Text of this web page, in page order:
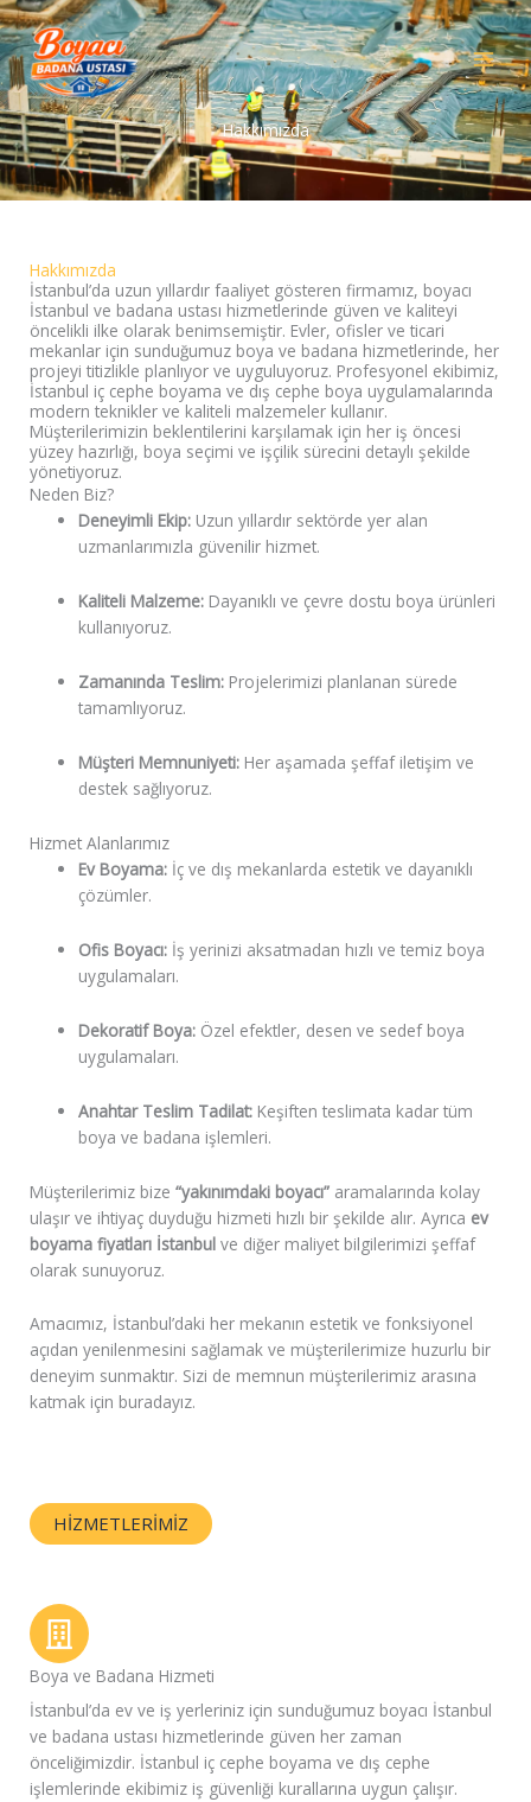
İçeriğe
atla
Hakkımızda
Hakkımızda
İstanbul’da uzun yıllardır faaliyet gösteren firmamız, boyacı
İstanbul ve badana ustası hizmetlerinde güven ve kaliteyi
öncelikli ilke olarak benimsemiştir. Evler, ofisler ve ticari
mekanlar için sunduğumuz boya ve badana hizmetlerinde, her
projeyi titizlikle planlıyor ve uyguluyoruz. Profesyonel ekibimiz,
İstanbul iç cephe boyama ve dış cephe boya uygulamalarında
modern teknikler ve kaliteli malzemeler kullanır.
Müşterilerimizin beklentilerini karşılamak için her iş öncesi
yüzey hazırlığı, boya seçimi ve işçilik sürecini detaylı şekilde
yönetiyoruz.
Neden Biz?
Deneyimli Ekip: Uzun yıllardır sektörde yer alan
uzmanlarımızla güvenilir hizmet.
Kaliteli Malzeme: Dayanıklı ve çevre dostu boya ürünleri
kullanıyoruz.
Zamanında Teslim: Projelerimizi planlanan sürede
tamamlıyoruz.
Müşteri Memnuniyeti: Her aşamada şeffaf iletişim ve
destek sağlıyoruz.
Hizmet Alanlarımız
Ev Boyama: İç ve dış mekanlarda estetik ve dayanıklı
çözümler.
Ofis Boyacı: İş yerinizi aksatmadan hızlı ve temiz boya
uygulamaları.
Dekoratif Boya: Özel efektler, desen ve sedef boya
uygulamaları.
Anahtar Teslim Tadilat: Keşiften teslimata kadar tüm
boya ve badana işlemleri.
Müşterilerimiz bize “yakınımdaki boyacı” aramalarında kolay
ulaşır ve ihtiyaç duyduğu hizmeti hızlı bir şekilde alır. Ayrıca ev
boyama fiyatları İstanbul ve diğer maliyet bilgilerimizi şeffaf
olarak sunuyoruz.
Amacımız, İstanbul’daki her mekanın estetik ve fonksiyonel
açıdan yenilenmesini sağlamak ve müşterilerimize huzurlu bir
deneyim sunmaktır. Sizi de memnun müşterilerimiz arasına
katmak için buradayız.
HIZMETLERIMIZ
Boya ve Badana Hizmeti
İstanbul’da ev ve iş yerleriniz için sunduğumuz boyacı İstanbul
ve badana ustası hizmetlerinde güven her zaman
önceliğimizdir. İstanbul iç cephe boyama ve dış cephe
işlemlerinde ekibimiz iş güvenliği kurallarına uygun çalışır.